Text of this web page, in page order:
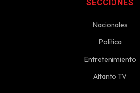
SECCIONES
Nacionales
Política
Entretenimiento
Altanto TV